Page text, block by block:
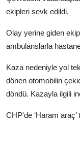
ekipleri sevk edildi.
Olay yerine giden
ambulanslarla
Kaza nedeniyle yol
dönen otomobilin
döndü. Kazayla ilgili
CHP'de ‘Haram araç’